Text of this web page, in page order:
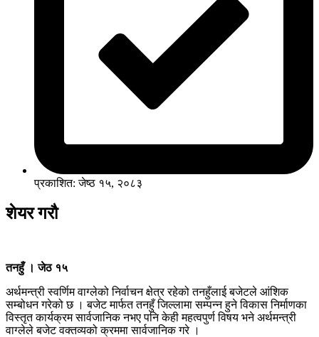
प्रकाशित: जेष्ठ १५, २०८३
शेयर गरौ
तनहुँ । जेठ १५
अर्थमन्त्री स्वर्णिम वाग्लेको निर्वाचन क्षेत्र रहेको तनहुँलाई बजेटले आंशिक
सम्बोधन गरेको छ । बजेट मार्फत तनहुँ जिल्लामा सम्पन्न हुने विकास निर्माणका
विस्तृत कार्यक्रम सार्वजानिक नभए पनि केही महत्वपुर्ण विषय भने अर्थमन्त्री
वाग्लेले बजेट वक्तव्यको क्रममा सार्वजानिक गरे ।